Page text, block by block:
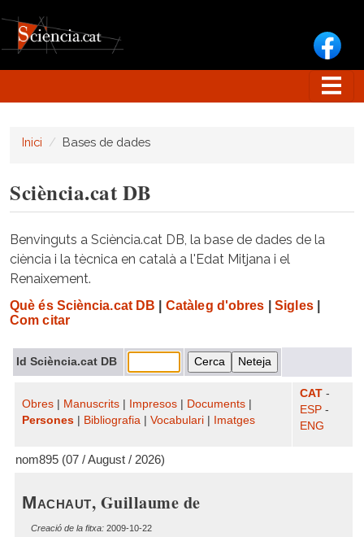
Inici Bases de dades
Sciència.cat DB
Benvinguts a Sciència.cat DB, la base de dades de la
ciència i la tècnica en català a l'Edat Mitjana i el
Renaixement.
Què és Sciència.cat DB Catàleg d'obres Sigles|
Com citar
Id Sciència.cat DB
Obres Manuscrits Impresos Documents
Persones
Bibliografia Vocabulari Imatges
CAT -
ESP -
ENG
nom895 (07 / August / 2026)
Machaut, Guillaume de
Creació de la fitxa: 2009-10-22